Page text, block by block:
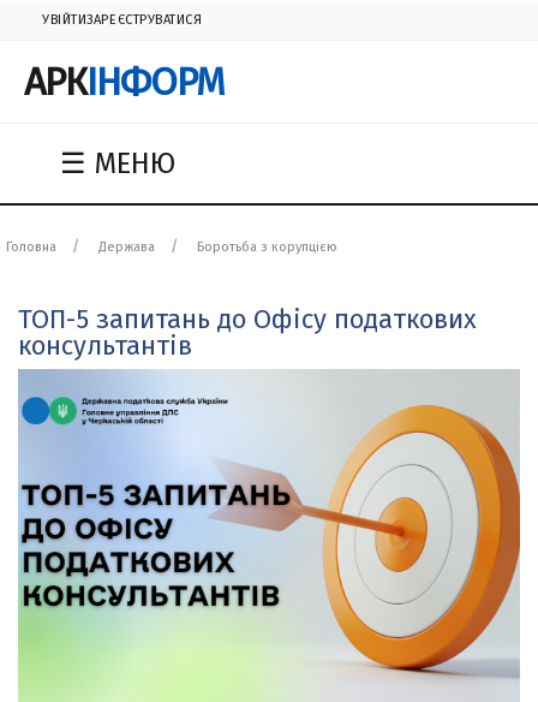
УВІЙТИЗАРЕЄСТРУВАТИСЯ
АРКІНФОРМ
☰ МЕНЮ
Головна Держава Боротьба з корупцією
ТОП-5 запитань до Офісу податкових
консультантів